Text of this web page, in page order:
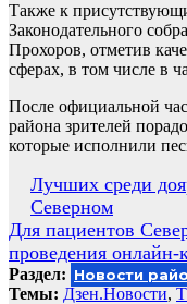
Также к
Законодательного
Прохоров, отметив
сферах, в том числе в
После официальной
района зрителей
которые исполнили
Навигация
по
записям
Лучших среди
Северном
Для пациентов
проведения онлайн-
Раздел: Новости
Темы: Дзен.Новости,